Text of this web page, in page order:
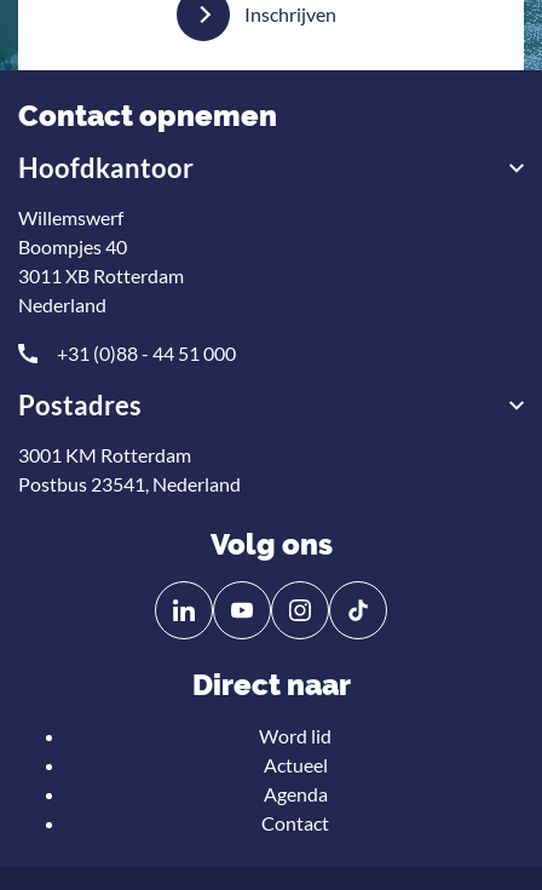
Inschrijven
Contact opnemen
Hoofdkantoor
Willemswerf
Boompjes 40
3011 XB Rotterdam
Nederland
+31 (0)88 - 44 51 000
Postadres
3001 KM Rotterdam
Postbus 23541, Nederland
Volg ons
Volg
ons
Linkedin
Volg
ons
YouTube
Direct naar
Word lid
Actueel
Agenda
Contact